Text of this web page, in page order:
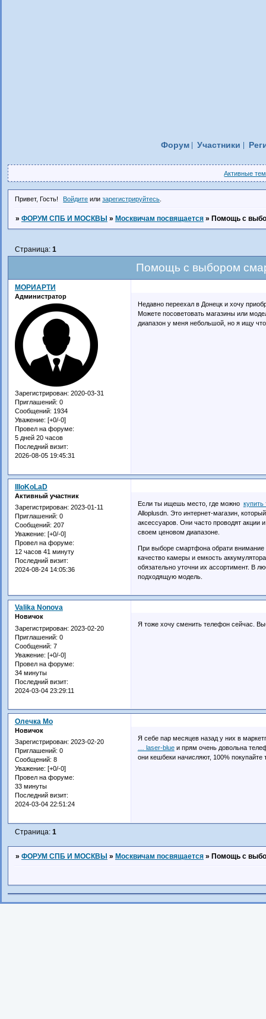
Форум Участники
Активные
Привет, Гость! Войдите илизарегистрируйтесь
» ФОРУМ СПБ И МОСКВЫ » Москвичам посвящается » Помощь с
Помощь с выбором
Страница: 1
МОРИАРТИ
Администратор
Зарегистрирован: 2020-03-31
Приглашений: 0
Сообщений: 1934
Уважение: [+0/-0]
Провел на форуме:
5 дней 20 часов
Последний визит:
2026-08-05 19:45:31
Недавно переехал в Донецк и хочу
Можете посоветовать магазины или
диапазон у меня небольшой, но я ищу
IIIoKoLaD
Активный участник
Зарегистрирован: 2023-01-11
Приглашений: 0
Сообщений: 207
Уважение: [+0/-0]
Провел на форуме:
12 часов 41 минуту
Последний визит:
2024-08-24 14:05:36
Если ты ищешь место, где можно
Alloplusdn. Это интернет-магазин,
аксессуаров. Они часто проводят акции
своем ценовом диапазоне.
При выборе смартфона обрати внимание
качество камеры и емкость
обязательно уточни их ассортимент. В
подходящую модель.
Valikа Nonovа
Новичок
Зарегистрирован: 2023-02-20
Приглашений: 0
Сообщений: 7
Уважение: [+0/-0]
Провел на форуме:
34 минуты
Последний визит:
2024-03-04 23:29:11
Я тоже хочу сменить телефон сейчас.
Олечка Мо
Новичок
Зарегистрирован: 2023-02-20
Приглашений: 0
Сообщений: 8
Уважение: [+0/-0]
Провел на форуме:
33 минуты
Последний визит:
2024-03-04 22:51:24
Я себе пар месяцев назад у них в
… laser-blueи прям очень довольна
они кешбеки начисляют, 100% покупайте
Страница: 1
» ФОРУМ СПБ И МОСКВЫ » Москвичам посвящается » Помощь с